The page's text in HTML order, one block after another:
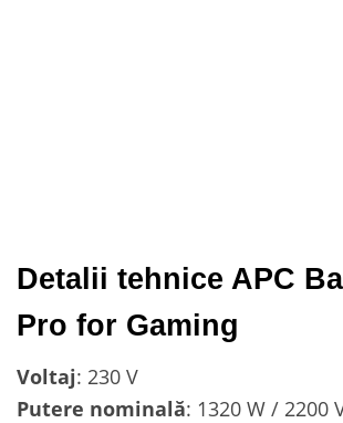
Detalii tehnice APC
Pro for Gaming
Voltaj: 230 V
Putere nominală: 1320 W / 2200